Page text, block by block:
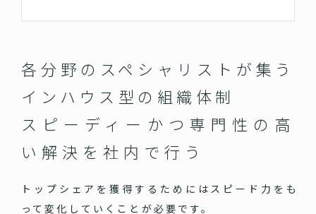
各分野のスペシャリストが集う
インハウス型の組織体制
スピーディーかつ専門性の高
い 解決を社内で行う
トップシェアを獲得するためにはスピード力をも
って変化していくことが必要です。